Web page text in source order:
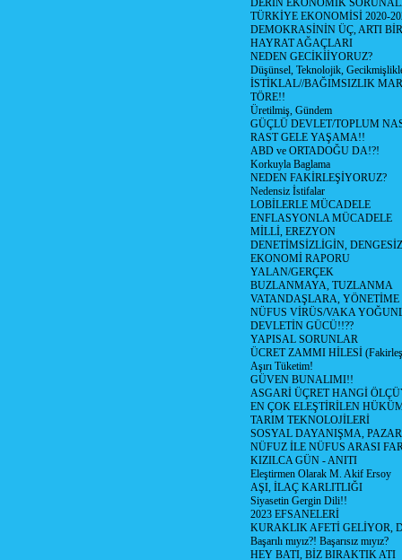
DERİN EKONOMİK
TÜRKİYE EKONOMİSİ 2020-
DEMOKRASİNİN ÜÇ, ARTI
HAYRAT AĞAÇLARI
NEDEN GECİKİİYORUZ?
Düşünsel, Teknolojik,
İSTİKLAL//BAĞIMSIZLIK
TÖRE!!
Üretilmiş, Gündem
GÜÇLÜ DEVLET/TOPLUM
RAST GELE YAŞAMA!!
ABD ve ORTADOĞU DA!?!
Korkuyla Baglama
NEDEN FAKİRLEŞİYORUZ?
Nedensiz İstifalar
LOBİLERLE MÜCADELE
ENFLASYONLA MÜCADELE
MİLLİ, EREZYON
DENETİMSİZLİGİN,
EKONOMİ RAPORU
YALAN/GERÇEK
BUZLANMAYA, TUZLANMA
VATANDAŞLARA,
NÜFUS VİRÜS/VAKA
DEVLETİN GÜCÜ!!??
YAPISAL SORUNLAR
ÜCRET ZAMMI HİLESİ
Aşırı Tüketim!
GÜVEN BUNALIMI!!
ASGARİ ÜÇRET HANGİ
EN ÇOK ELEŞTİRİLEN
TARIM TEKNOLOJİLERİ
SOSYAL DAYANIŞMA,
NÜFUZ İLE NÜFUS ARASI
KIZILCA GÜN - ANITI
Eleştirmen Olarak M. Akif Ersoy
AŞI, İLAÇ KARLITLIĞI
Siyasetin Gergin Dili!!
2023 EFSANELERİ
KURAKLIK AFETİ GELİYOR,
Başarılı mıyız?! Başarısız mıyız?
HEY BATI, BİZ BIRAKTIK ATI